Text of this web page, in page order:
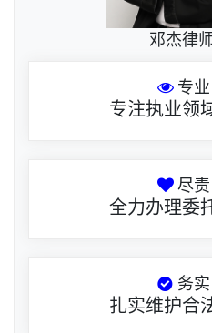
邓杰律
专业
专注执业领
尽责
全力办理委
务实
扎实维护合